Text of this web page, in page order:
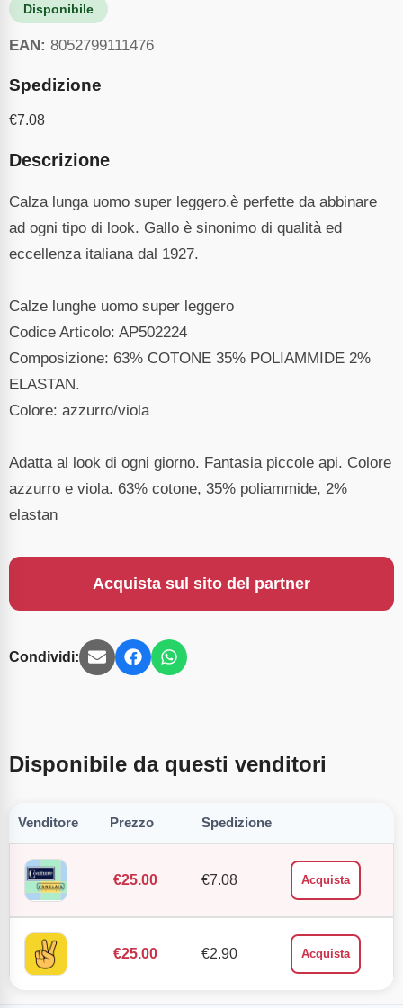
Disponibile
EAN: 8052799111476
Spedizione
€7.08
Descrizione
Calza lunga uomo super leggero.è perfette da abbinare
ad ogni tipo di look. Gallo è sinonimo di qualità ed
eccellenza italiana dal 1927.
Calze lunghe uomo super leggero
Codice Articolo: AP502224
Composizione: 63% COTONE 35% POLIAMMIDE 2%
ELASTAN.
Colore: azzurro/viola
Adatta al look di ogni giorno. Fantasia piccole api. Colore
azzurro e viola. 63% cotone, 35% poliammide, 2%
elastan
Acquista sul sito del partner
Condividi:
Disponibile da questi venditori
Venditore Prezzo Spedizione
€25.00 €7.08 Acquista
€25.00 €2.90 Acquista